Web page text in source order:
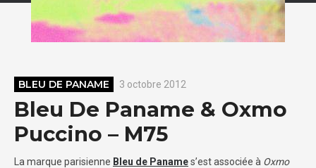
BLEU DE PANAME 3 octobre 2012
Bleu De Paname & Oxmo
Puccino – M75
La marque parisienne Bleu de Panames’est associée à Oxmo